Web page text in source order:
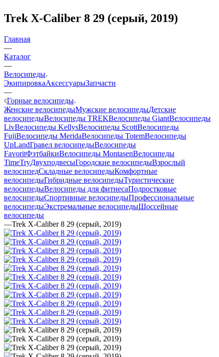
Trek X-Caliber 8 29 (серый, 2019)
Главная
—
Каталог
—
Велосипеды
ЭкипировкаАксессуарыЗапчасти
—
Горные велосипеды
Женские велосипедыМужские велосипедыДетские
велосипедыВелосипеды TREKВелосипеды GiantВелосипеды
LivВелосипеды KellysВелосипеды ScottВелосипеды
FujiВелосипеды MeridaВелосипеды TotemВелосипеды
UpLandГравел велосипедыВелосипеды
FavoritФэтбайкиВелосипеды MontasenВелосипеды
TimeTryДвухподвесыГородские велосипедыВзрослый
велосипедСкладные велосипедыКомфортные
велосипедыГибридные велосипедыТуристические
велосипедыВелосипеды для фитнесаПодростковые
велосипедыСпортивные велосипедыПрофессиональные
велосипедыЭкстремальные велосипедыШоссейные
велосипеды
—Trek X-Caliber 8 29 (серый, 2019)